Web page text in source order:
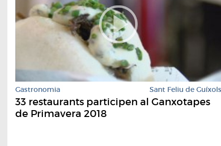
Gastronomia Sant Feliu de Guíxols
33 restaurants participen al Ganxotapes
de Primavera 2018